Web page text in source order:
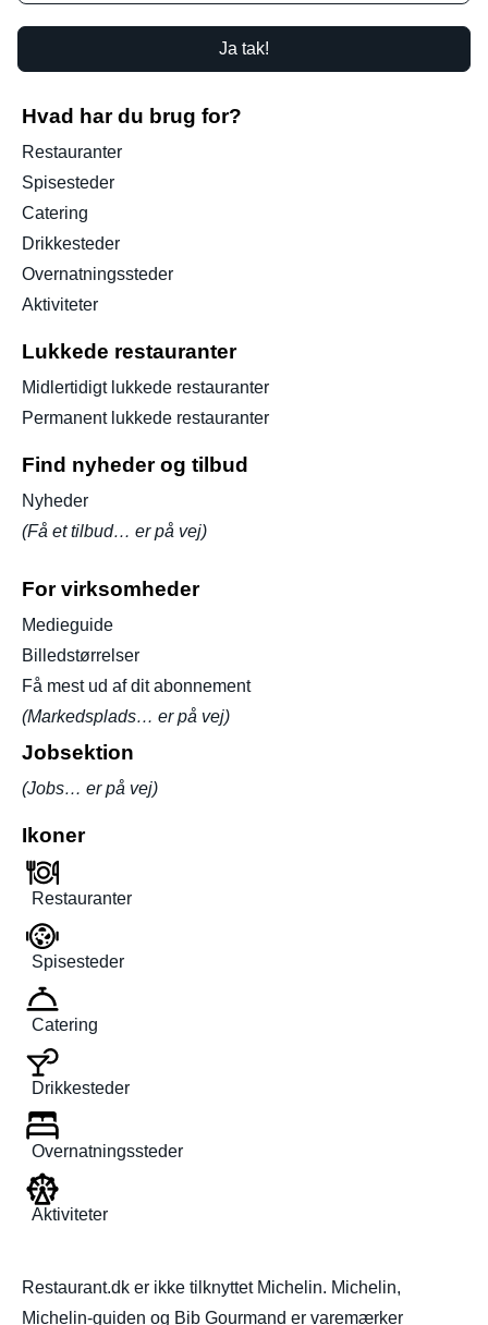
Ja tak!
Hvad har du brug for?
Restauranter
Spisesteder
Catering
Drikkesteder
Overnatningssteder
Aktiviteter
Lukkede restauranter
Midlertidigt lukkede restauranter
Permanent lukkede restauranter
Find nyheder og tilbud
Nyheder
(Få et tilbud… er på vej)
For virksomheder
Medieguide
Billedstørrelser
Få mest ud af dit abonnement
(Markedsplads… er på vej)
Jobsektion
(Jobs… er på vej)
Ikoner
Restauranter
Spisesteder
Catering
Drikkesteder
Overnatningssteder
Aktiviteter
Restaurant.dk er ikke tilknyttet Michelin. Michelin,
Michelin-guiden og Bib Gourmand er varemærker